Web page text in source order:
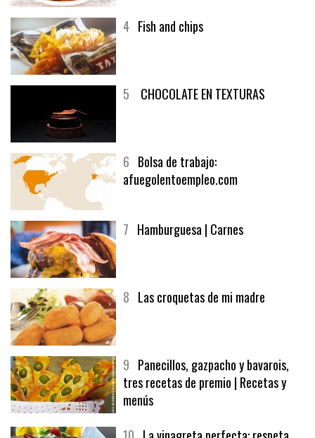
6Bolsa de trabajo:
9Panecillos, gazpacho y bavarois,
tres recetas de premio | Recetas y
menús